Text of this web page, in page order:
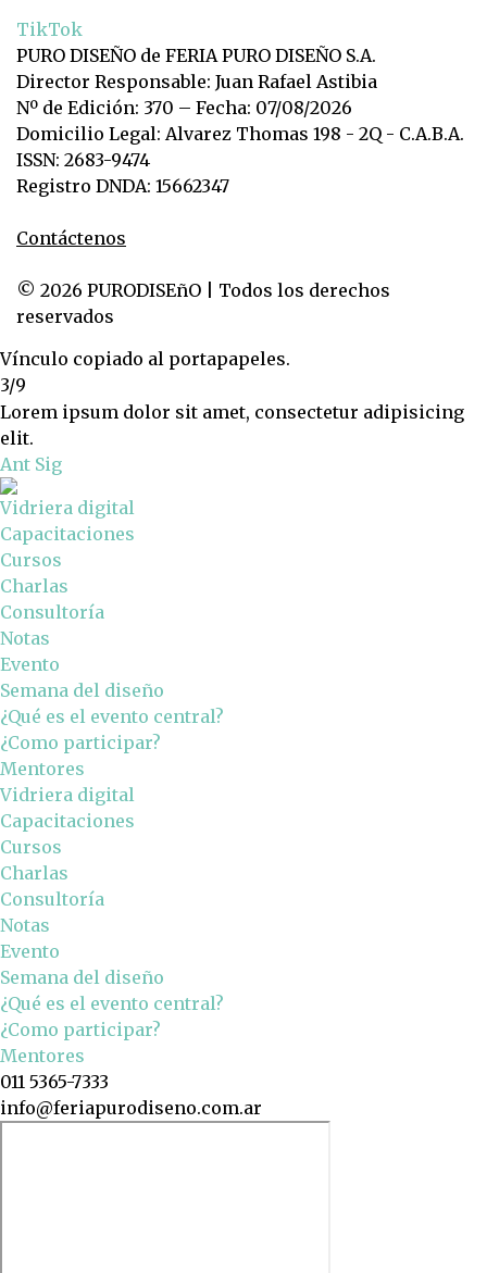
TikTok
PURO DISEÑO de FERIA PURO DISEÑO S.A.
Director Responsable: Juan Rafael Astibia
Nº de Edición: 370 – Fecha: 07/08/2026
Domicilio Legal: Alvarez Thomas 198 - 2Q - C.A.B.A.
ISSN: 2683-9474
Registro DNDA: 15662347
Contáctenos
© 2026 PURODISEñO | Todos los derechos
reservados
Vínculo copiado al portapapeles.
3/9
Lorem ipsum dolor sit amet, consectetur adipisicing
elit.
Ant Sig
Vidriera digital
Capacitaciones
Cursos
Charlas
Consultoría
Notas
Evento
Semana del diseño
¿Qué es el evento central?
¿Como participar?
Mentores
Vidriera digital
Capacitaciones
Cursos
Charlas
Consultoría
Notas
Evento
Semana del diseño
¿Qué es el evento central?
¿Como participar?
Mentores
011 5365-7333
info@feriapurodiseno.com.ar